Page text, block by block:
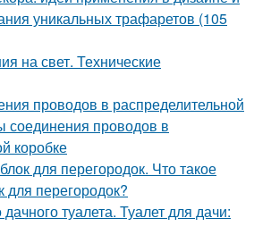
уникальных трафаретов (105
на свет. Технические
проводов в распределительной
соединения проводов в
коробке
для перегородок. Что такое
для перегородок?
туалета. Туалет для дачи: